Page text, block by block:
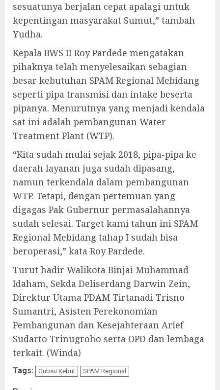
sesuatunya berjalan cepat apalagi untuk
kepentingan masyarakat Sumut,” tambah
Yudha.
Kepala BWS II Roy Pardede mengatakan
pihaknya telah menyelesaikan sebagian
besar kebutuhan SPAM Regional Mebidang
seperti pipa transmisi dan intake beserta
pipanya. Menurutnya yang menjadi kendala
sat ini adalah pembangunan Water
Treatment Plant (WTP).
“Kita sudah mulai sejak 2018, pipa-pipa ke
daerah layanan juga sudah dipasang,
namun terkendala dalam pembangunan
WTP. Tetapi, dengan pertemuan yang
digagas Pak Gubernur permasalahannya
sudah selesai. Target kami tahun ini SPAM
Regional Mebidang tahap I sudah bisa
beroperasi,” kata Roy Pardede.
Turut hadir Walikota Binjai Muhammad
Idaham, Sekda Deliserdang Darwin Zein,
Direktur Utama PDAM Tirtanadi Trisno
Sumantri, Asisten Perekonomian
Pembangunan dan Kesejahteraan Arief
Sudarto Trinugroho serta OPD dan lembaga
terkait. (Winda)
Tags: Gubsu Kebut SPAM Regional